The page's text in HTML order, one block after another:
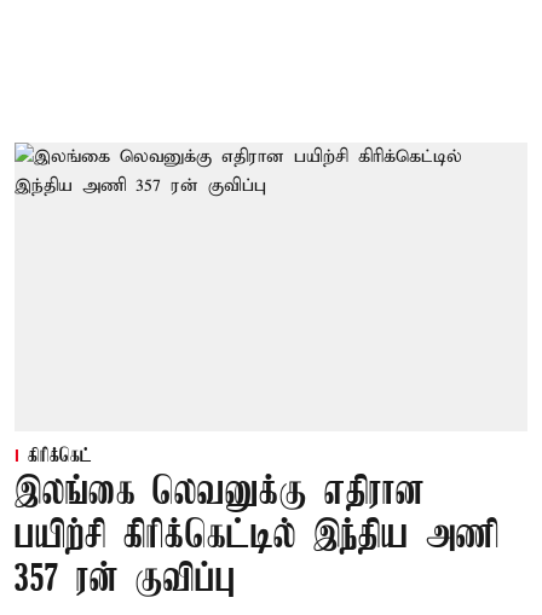
கிரிக்கெட்
இலங்கை லெவனுக்கு எதிரான
பயிற்சி கிரிக்கெட்டில் இந்திய அணி
357 ரன் குவிப்பு